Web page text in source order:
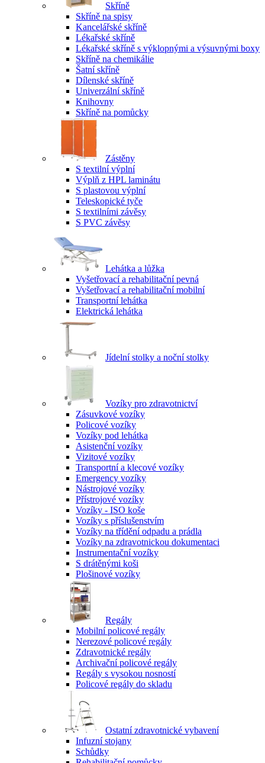
Skříně
Skříně na spisy
Kancelářské skříně
Lékařské skříně
Lékařské skříně s výklopnými a výsuvnými boxy
Skříně na chemikálie
Šatní skříně
Dílenské skříně
Univerzální skříně
Knihovny
Skříně na pomůcky
Zástěny
S textilní výplní
Výplň z HPL laminátu
S plastovou výplní
Teleskopické tyče
S textilními závěsy
S PVC závěsy
Lehátka a lůžka
Vyšetřovací a rehabilitační pevná
Vyšetřovací a rehabilitační mobilní
Transportní lehátka
Elektrická lehátka
Jídelní stolky a noční stolky
Vozíky pro zdravotnictví
Zásuvkové vozíky
Policové vozíky
Vozíky pod lehátka
Asistenční vozíky
Vizitové vozíky
Transportní a klecové vozíky
Emergency vozíky
Nástrojové vozíky
Přístrojové vozíky
Vozíky - ISO koše
Vozíky s příslušenstvím
Vozíky na třídění odpadu a prádla
Vozíky na zdravotnickou dokumentaci
Instrumentační vozíky
S drátěnými koši
Plošinové vozíky
Regály
Mobilní policové regály
Nerezové policové regály
Zdravotnické regály
Archivační policové regály
Regály s vysokou nosností
Policové regály do skladu
Ostatní zdravotnické vybavení
Infuzní stojany
Schůdky